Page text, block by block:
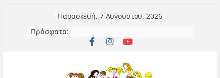
περιεχόμενο
Παρασκευή, 7 Αυγούστου, 2026
Πρόσφατα: